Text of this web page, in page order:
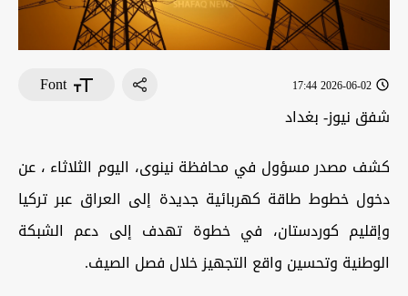
2026-06-02 17:44
Font
شفق نيوز- بغداد
كشف مصدر مسؤول في محافظة نينوى، اليوم الثلاثاء ، عن
دخول خطوط طاقة كهربائية جديدة إلى العراق عبر تركيا
وإقليم كوردستان، في خطوة تهدف إلى دعم الشبكة
الوطنية وتحسين واقع التجهيز خلال فصل الصيف.